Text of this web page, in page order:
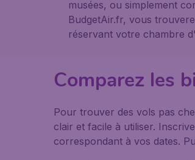
musées, ou simplement
BudgetAir.fr, vous
réservant votre chambre
Comparez les
Pour trouver des vols pas
clair et facile à utiliser.
correspondant à vos dates.